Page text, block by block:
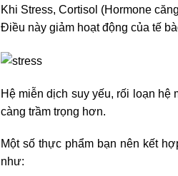
Khi Stress, Cortisol (Hormone
Điều này giảm hoạt động của tế
Hệ miễn dịch suy yếu, rối loạn hệ
càng trầm trọng hơn.
Một số thực phẩm bạn nên kết
như: